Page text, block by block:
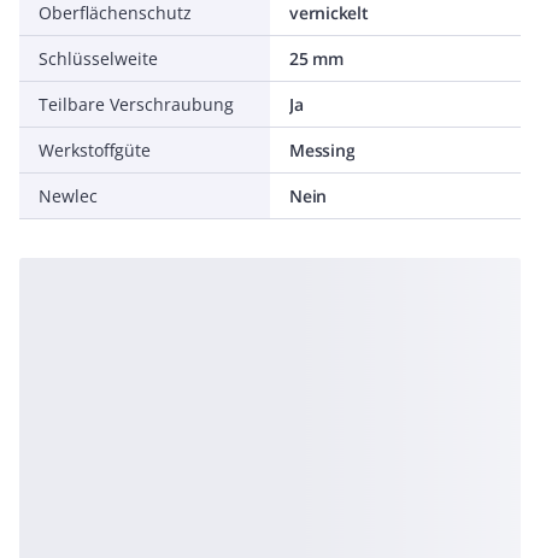
Oberflächenschutz
vernickelt
Schlüsselweite
25 mm
Teilbare Verschraubung
Ja
Werkstoffgüte
Messing
Newlec
Nein